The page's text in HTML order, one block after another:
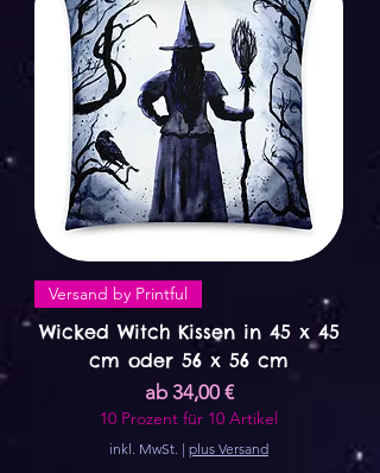
Versand by Printful
Wicked Witch Kissen in 45 x 45
cm oder 56 x 56 cm
ab 34,00 €
Sale-Preis
10 Prozent für 10 Artikel
inkl. MwSt. | plus Versand